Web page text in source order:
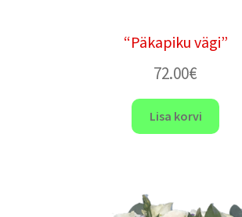
“Päkapiku vägi”
72.00€
Lisa korvi